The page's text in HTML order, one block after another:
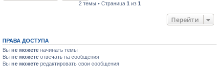
2 темы • Страница 1 из 1
Перейти
ПРАВА ДОСТУПА
Вы не можете начинать темы
Вы не можете отвечать на сообщения
Вы не можете редактировать свои сообщения